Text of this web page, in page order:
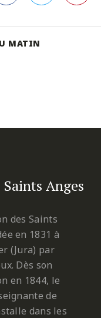
MATIN
Anges
des Saints
en 1831 à
(Jura) par
Dès son
en 1844, le
de
dans les